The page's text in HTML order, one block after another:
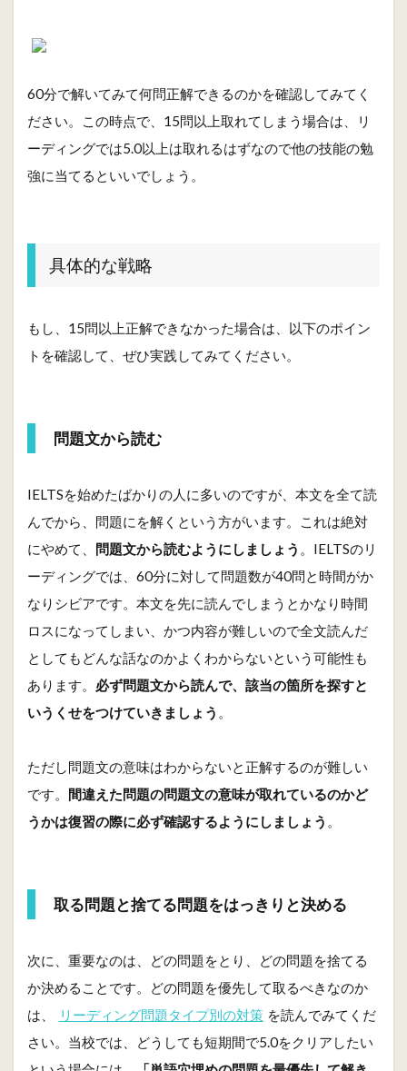
題
と
捨
る
問
き
り
め
の
穴
問
題
の
攻
法
3.4
復
す
る
4
に
60分で解いてみて何問正解できるのかを確認してみてく
ださい。この時点で、15問以上取れてしまう場合は、リ
ーディングでは5.0以上は取れるはずなので他の技能の勉
強に当てるといいでしょう。
具体的な戦略
もし、15問以上正解できなかった場合は、以下のポイン
トを確認して、ぜひ実践してみてください。
問題文から読む
IELTSを始めたばかりの人に多いのですが、本文を全て読
んでから、問題にを解くという方がいます。これは絶対
にやめて、 問題文から読むようにしましょう 。IELTSのリ
ーディングでは、60分に対して問題数が40問と時間がか
なりシビアです。本文を先に読んでしまうとかなり時間
ロスになってしまい、かつ内容が難しいので全文読んだ
としてもどんな話なのかよくわからないという可能性も
あります。 必ず問題文から読んで、該当の箇所を探すと
いうくせをつけていきましょう 。
ただし問題文の意味はわからないと正解するのが難しい
です。 間違えた問題の問題文の意味が取れているのかど
うかは復習の際に必ず確認するようにしましょう 。
取る問題と捨てる問題をはっきりと決める
次に、重要なのは、どの問題をとり、どの問題を捨てる
か決めることです。どの問題を優先して取るべきなのか
は、
リーディング問題タイプ別の対策 を読んでみてくだ
さい。当校では、どうしても短期間で5.0をクリアしたい